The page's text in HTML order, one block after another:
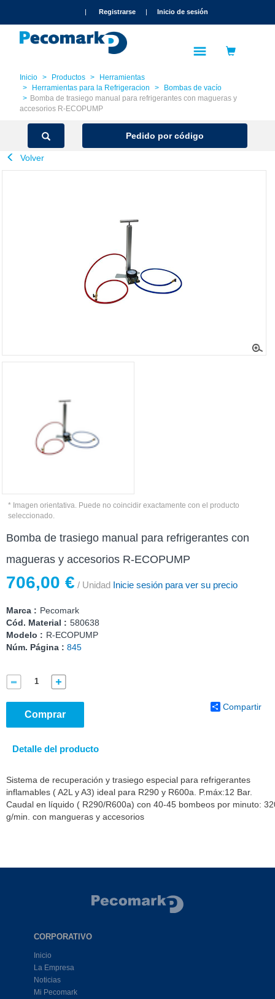
| Registrarse | Inicio de sesión
Inicio Productos
Herramientas
Herramientas para la Refrigeracion
Bombas de vacío
Bomba de trasiego manual para refrigerantes con magueras y
accesorios R-ECOPUMP
Pedido por código
Volver
* Imagen orientativa. Puede no coincidir exactamente con el producto
seleccionado.
Bomba de trasiego manual para refrigerantes con
magueras y accesorios R-ECOPUMP
706,00 € / Unidad Inicie sesión para ver su precio
Marca : Pecomark
Cód. Material : 580638
Modelo : R-ECOPUMP
Núm. Página : 845
Comprar
Compartir
Detalle del producto
Sistema de recuperación y trasiego especial para refrigerantes
inflamables ( A2L y A3) ideal para R290 y R600a. P.máx:12 Bar.
Caudal en líquido ( R290/R600a) con 40-45 bombeos por minuto:
g/min. con mangueras y accesorios
CORPORATIVO
Inicio
La Empresa
Noticias
Mi Pecomark